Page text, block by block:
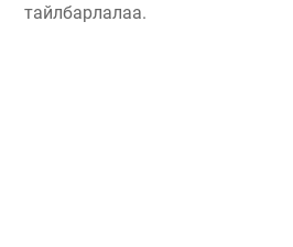
тайлбарлалаа.